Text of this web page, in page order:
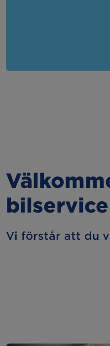
Vi förstår att du